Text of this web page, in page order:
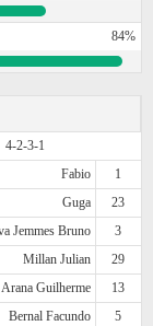
84%
4-2-3-1
Fabio
1
Guga
23
Jemmes Bruno
3
Millan Julian
29
Arana Guilherme
13
Bernal Facundo
5